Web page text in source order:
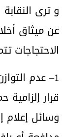
و ترى
عن ميثاق
الاحتجاجات
​1– عدم
قرار
وسائل